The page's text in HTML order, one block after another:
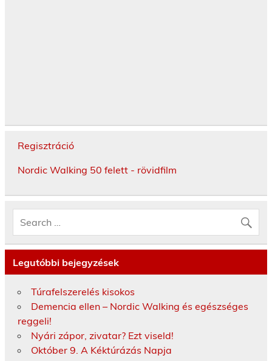
Regisztráció
Nordic Walking 50 felett - rövidfilm
Legutóbbi bejegyzések
Túrafelszerelés kisokos
Demencia ellen – Nordic Walking és egészséges
reggeli!
Nyári zápor, zivatar? Ezt viseld!
Október 9. A Kéktúrázás Napja